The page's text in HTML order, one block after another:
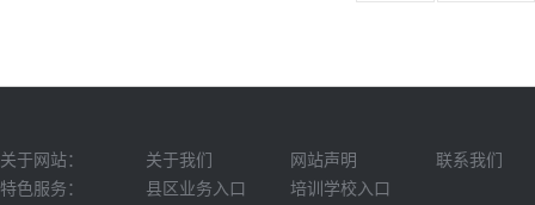
关于网站： 关于我们 网站声明
联系我们
特色服务：
县区业务入口
培训学校入口